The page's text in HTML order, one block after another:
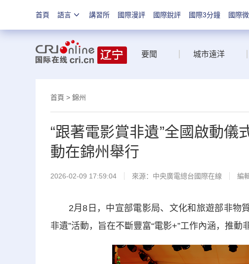
首頁 語言 講習所 國際漫評 國際銳評 國際3分鐘 國際
要聞 城市遠洋
首頁 > 錦州
“跟著電影賞非遺”全國啟動儀
動在錦州舉行
2026-02-09 17:59:04 來源：中央廣電總台國際在線 編
2月8日，中宣部電影局、文化和旅遊部非物質
非遺”活動，旨在不斷豐富“電影+”工作內涵，推